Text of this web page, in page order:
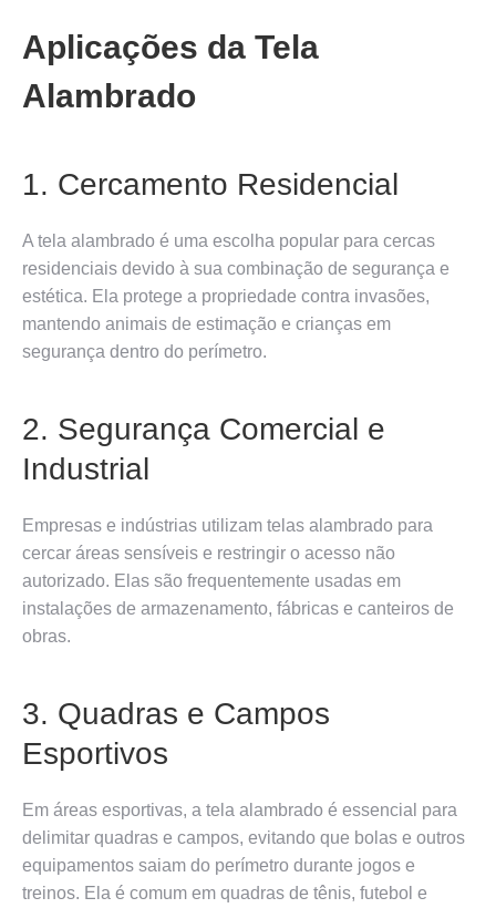
Aplicações da Tela
Alambrado
1. Cercamento Residencial
A tela alambrado é uma escolha popular para cercas
residenciais devido à sua combinação de segurança e
estética. Ela protege a propriedade contra invasões,
mantendo animais de estimação e crianças em
segurança dentro do perímetro.
2. Segurança Comercial e
Industrial
Empresas e indústrias utilizam telas alambrado para
cercar áreas sensíveis e restringir o acesso não
autorizado. Elas são frequentemente usadas em
instalações de armazenamento, fábricas e canteiros de
obras.
3. Quadras e Campos
Esportivos
Em áreas esportivas, a tela alambrado é essencial para
delimitar quadras e campos, evitando que bolas e outros
equipamentos saiam do perímetro durante jogos e
treinos. Ela é comum em quadras de tênis, futebol e